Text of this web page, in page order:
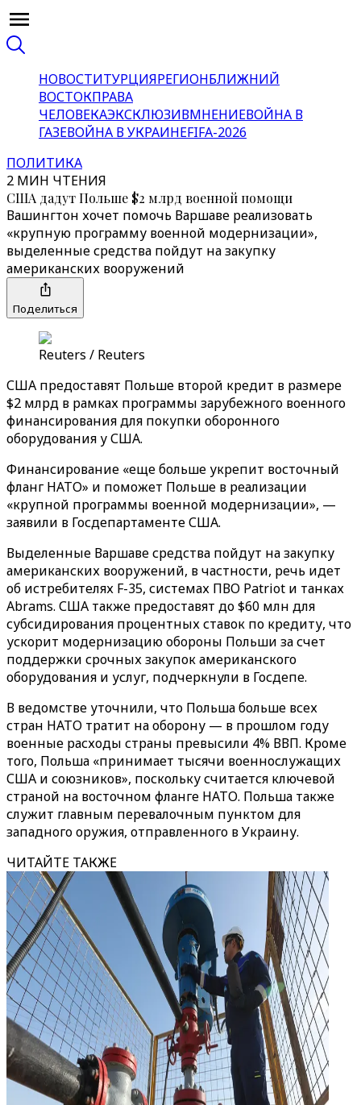
НОВОСТИТУРЦИЯРЕГИОНБЛИЖНИЙ
ВОСТОКПРАВА
ЧЕЛОВЕКАЭКСКЛЮЗИВМНЕНИЕВОЙНА В
ГАЗЕВОЙНА В УКРАИНЕFIFA-2026
ПОЛИТИКА
2 МИН ЧТЕНИЯ
США дадут Польше $2 млрд военной помощи
Вашингтон хочет помочь Варшаве реализовать
«‎крупную программу военной модернизации»‎,
выделенные средства пойдут на закупку
американских вооружений
Поделиться
Reuters / Reuters
США предоставят Польше второй кредит в размере
$2 млрд в рамках программы зарубежного военного
финансирования для покупки оборонного
оборудования у США.
Финансирование «еще больше укрепит восточный
фланг НАТО» и поможет Польше в реализации
«крупной программы военной модернизации», —
заявили в Госдепартаменте США.
Выделенные Варшаве средства пойдут на закупку
американских вооружений, в частности, речь идет
об истребителях F-35, системах ПВО Patriot и танках
Abrams. США также предоставят до $60 млн для
субсидирования процентных ставок по кредиту, что
ускорит модернизацию обороны Польши за счет
поддержки срочных закупок американского
оборудования и услуг, подчеркнули в Госдепе.
В ведомстве уточнили, что Польша больше всех
стран НАТО тратит на оборону — в прошлом году
военные расходы страны превысили 4% ВВП. Кроме
того, Польша «принимает тысячи военнослужащих
США и союзников», поскольку считается ключевой
страной на восточном фланге НАТО. Польша также
служит главным перевалочным пунктом для
западного оружия, отправленного в Украину.
ЧИТАЙТЕ ТАКЖЕ